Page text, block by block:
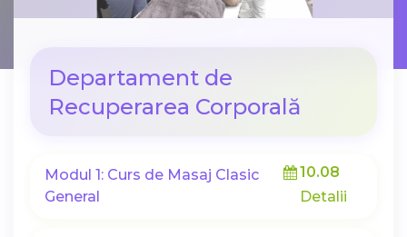
Departament de
Recuperarea Corporală
Modul 1: Curs de Masaj Clasic
General
10.08
Detalii